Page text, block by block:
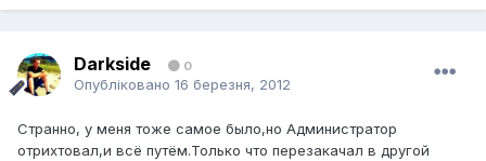
Darkside 0
Опубліковано 16 березня, 2012
Странно, у меня тоже самое было,но Администратор
отрихтовал,и всё путём.Только что перезакачал в другой